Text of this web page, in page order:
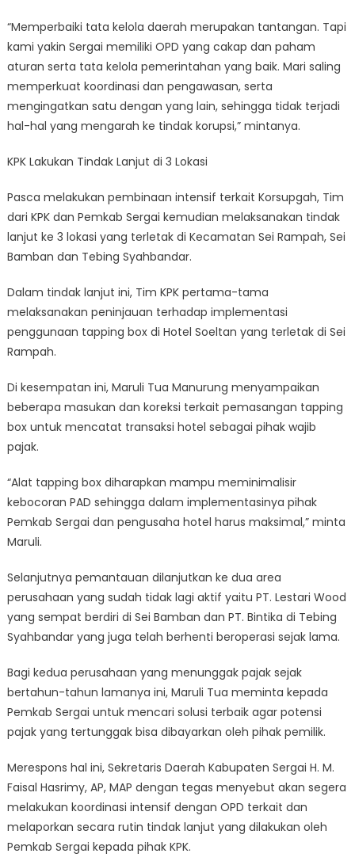
“Memperbaiki tata kelola daerah merupakan tantangan. Tapi
kami yakin Sergai memiliki OPD yang cakap dan paham
aturan serta tata kelola pemerintahan yang baik. Mari saling
memperkuat koordinasi dan pengawasan, serta
mengingatkan satu dengan yang lain, sehingga tidak terjadi
hal-hal yang mengarah ke tindak korupsi,” mintanya.
KPK Lakukan Tindak Lanjut di 3 Lokasi
Pasca melakukan pembinaan intensif terkait Korsupgah, Tim
dari KPK dan Pemkab Sergai kemudian melaksanakan tindak
lanjut ke 3 lokasi yang terletak di Kecamatan Sei Rampah, Sei
Bamban dan Tebing Syahbandar.
Dalam tindak lanjut ini, Tim KPK pertama-tama
melaksanakan peninjauan terhadap implementasi
penggunaan tapping box di Hotel Soeltan yang terletak di Sei
Rampah.
Di kesempatan ini, Maruli Tua Manurung menyampaikan
beberapa masukan dan koreksi terkait pemasangan tapping
box untuk mencatat transaksi hotel sebagai pihak wajib
pajak.
“Alat tapping box diharapkan mampu meminimalisir
kebocoran PAD sehingga dalam implementasinya pihak
Pemkab Sergai dan pengusaha hotel harus maksimal,” minta
Maruli.
Selanjutnya pemantauan dilanjutkan ke dua area
perusahaan yang sudah tidak lagi aktif yaitu PT. Lestari Wood
yang sempat berdiri di Sei Bamban dan PT. Bintika di Tebing
Syahbandar yang juga telah berhenti beroperasi sejak lama.
Bagi kedua perusahaan yang menunggak pajak sejak
bertahun-tahun lamanya ini, Maruli Tua meminta kepada
Pemkab Sergai untuk mencari solusi terbaik agar potensi
pajak yang tertunggak bisa dibayarkan oleh pihak pemilik.
Merespons hal ini, Sekretaris Daerah Kabupaten Sergai H. M.
Faisal Hasrimy, AP, MAP dengan tegas menyebut akan segera
melakukan koordinasi intensif dengan OPD terkait dan
melaporkan secara rutin tindak lanjut yang dilakukan oleh
Pemkab Sergai kepada pihak KPK.